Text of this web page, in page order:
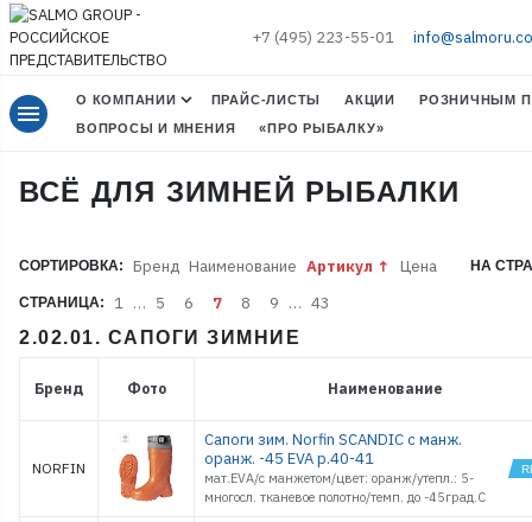
+7 (495) 223-55-01
menu О КОМПАНИИ ПРАЙС-ЛИСТЫ АКЦИИ
РОЗНИЧНЫМ
ВОПРОСЫ И МНЕНИЯ
«ПРО РЫБАЛКУ»
ВСЁ ДЛЯ ЗИМНЕЙ РЫБАЛКИ
СОРТИРОВКА: Бренд Наименование Артикул Цена НА
СТРАНИЦА: 1 … 5 6 7 8 9 … 43
2.02.01. САПОГИ ЗИМНИЕ
Бренд Фото Наименование
NORFIN
Сапоги зим. Norfin SCANDIC с манж.
оранж. -45 EVA р.40-41
мат.EVA/с манжетом/цвет: оранж/утепл.: 5-
многосл. тканевое полотно/темп. до -45град.С